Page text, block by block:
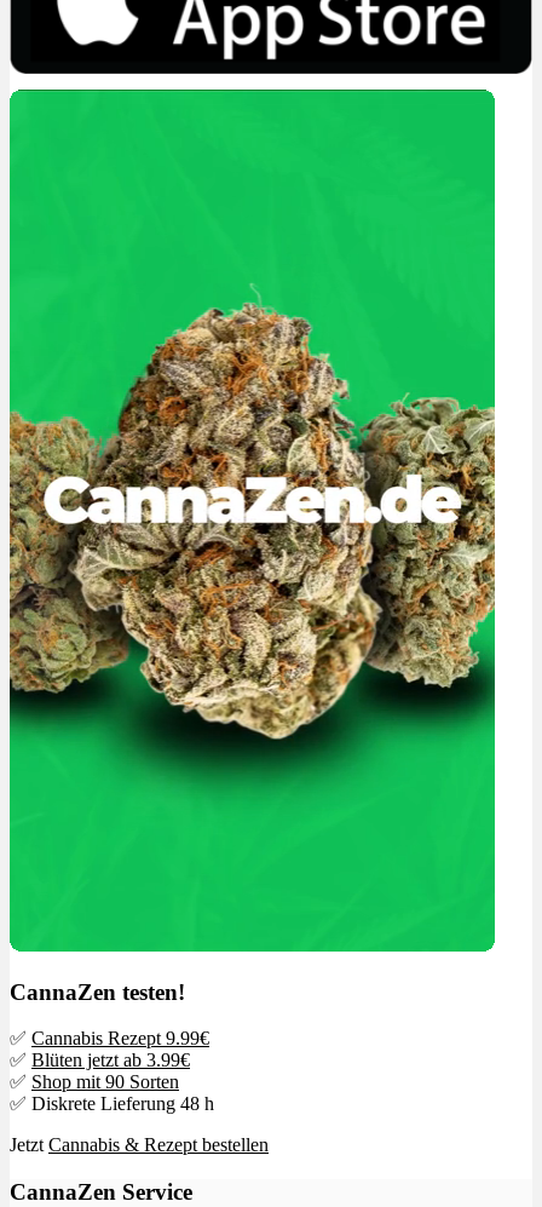
CannaZen testen!
✅ Cannabis Rezept 9.99€
✅ Blüten jetzt ab 3.99€
✅ Shop mit 90 Sorten
✅ Diskrete Lieferung 48 h
JetztCannabis & Rezept bestellen
CannaZen Service